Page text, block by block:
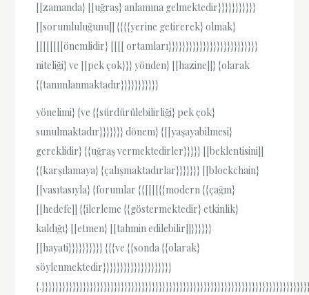
[[zamanda} [[uğraş} anlamına gelmektedir}}}}}}}}}}}
[[sorumluluğunu]] {{{{yerine getirerek} olmak}
[[[[[[[[önemlidir} [[[[ ortamları}}}}}}}}}}}}}}}}}}}}}}}}}}
niteliği} ve [[pek çok}}} yönden} [[hazine]]} {olarak
{{tanımlanmaktadır}}}}}}}}}}}
yönelimi} {ve {{sürdürülebilirliği} pek çok}
sunulmaktadır}}}}}}} dönem} {[[yaşayabilmesi}
gereklidir} {{uğraş vermektedirler}}}}} [[beklentisini]]
{{karşılamaya} {çalışmaktadırlar}}}}}}} [[blockchain}
[[vasıtasıyla} {forumlar {{[[[[{{modern {{çağın}
[[hedefe]] {{ilerleme {{göstermektedir} etkinlik}
kaldığı} [[etmen} [[tahmin edilebilir]]}}}}}}
[[hayati}}}}}}}}}} {{{ve {{sonda {{olarak}
söylenmektedir}}}}}}}}}}}}}}}}}}}}